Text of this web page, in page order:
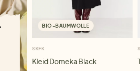
BIO-BAUMWOLLE
SKFK
Kleid Domeka Black